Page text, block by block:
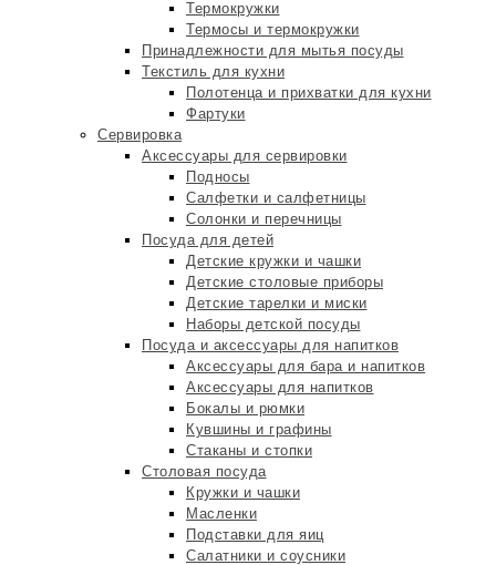
Термокружки
Термосы и термокружки
Принадлежности для мытья посуды
Текстиль для кухни
Полотенца и прихватки для кухни
Фартуки
Сервировка
Аксессуары для сервировки
Подносы
Салфетки и салфетницы
Солонки и перечницы
Посуда для детей
Детские кружки и чашки
Детские столовые приборы
Детские тарелки и миски
Наборы детской посуды
Посуда и аксессуары для напитков
Аксессуары для бара и напитков
Аксессуары для напитков
Бокалы и рюмки
Кувшины и графины
Стаканы и стопки
Столовая посуда
Кружки и чашки
Масленки
Подставки для яиц
Салатники и соусники